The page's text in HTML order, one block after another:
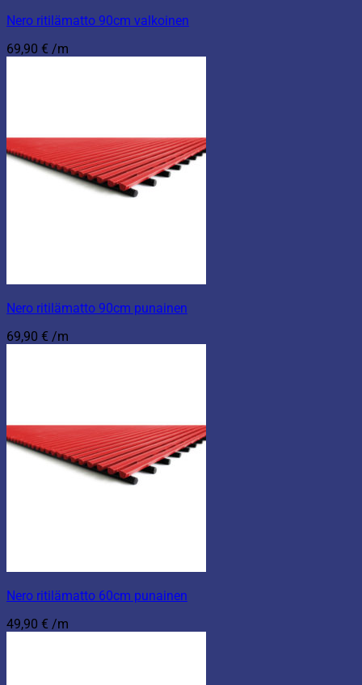
Nero ritilämatto 90cm valkoinen
69,90 € /m
Nero ritilämatto 90cm punainen
69,90 € /m
Nero ritilämatto 60cm punainen
49,90 € /m